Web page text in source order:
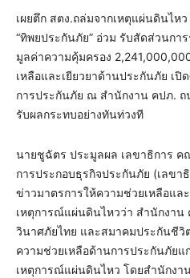
เผยตึก สตง.ถล่มจากเหตุแผ่นดินไห
“ทิพยประกันภัย” อ่วม รับสัดส่วนกา
มูลค่าความคุ้มครอง
เหลือและเยียวยาด้านประกันภัย เ
การประกันภัย ณ สำนักงาน คปภ. ถ
รับผลกระทบอย่างทันท่วงที
นายชูฉัตร ประมูลผล เลขาธิการ ค
การประกอบธุรกิจประกันภัย (เลขา
ข่าวมาตรการให้ความช่วยเหลือแล
เหตุการณ์แผ่นดินไหวว่า สำนักงา
วินาศภัยไทย และสมาคมประกันชีวิ
ความช่วยเหลือด้านการประกันภัย
เหตุการณ์แผ่นดินไหว โดยสำนักงา